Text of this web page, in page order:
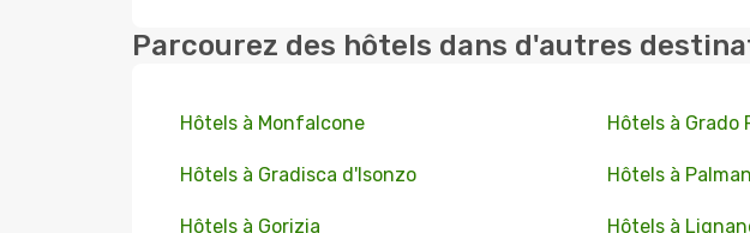
Parcourez des hôtels dans d'autres
Hôtels à Monfalcone Hôtels à Grado
Hôtels à Gradisca d'Isonzo Hôtels à
Hôtels à Gorizia Hôtels à